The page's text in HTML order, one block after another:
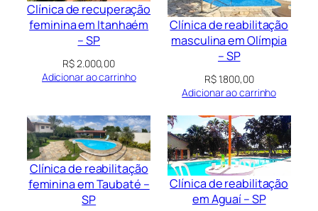
Clínica de recuperação
feminina em Itanhaém
– SP
R$2.000,00
Adicionar ao carrinho
Clínica de reabilitação
masculina em Olímpia
– SP
R$1.800,00
Adicionar ao carrinho
Clínica de reabilitação
feminina em Taubaté –
SP
Clínica de reabilitação
em Aguaí – SP